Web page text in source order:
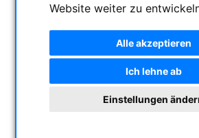
Website weiter zu
Alle akzeptieren
Ich lehne ab
Einstellungen